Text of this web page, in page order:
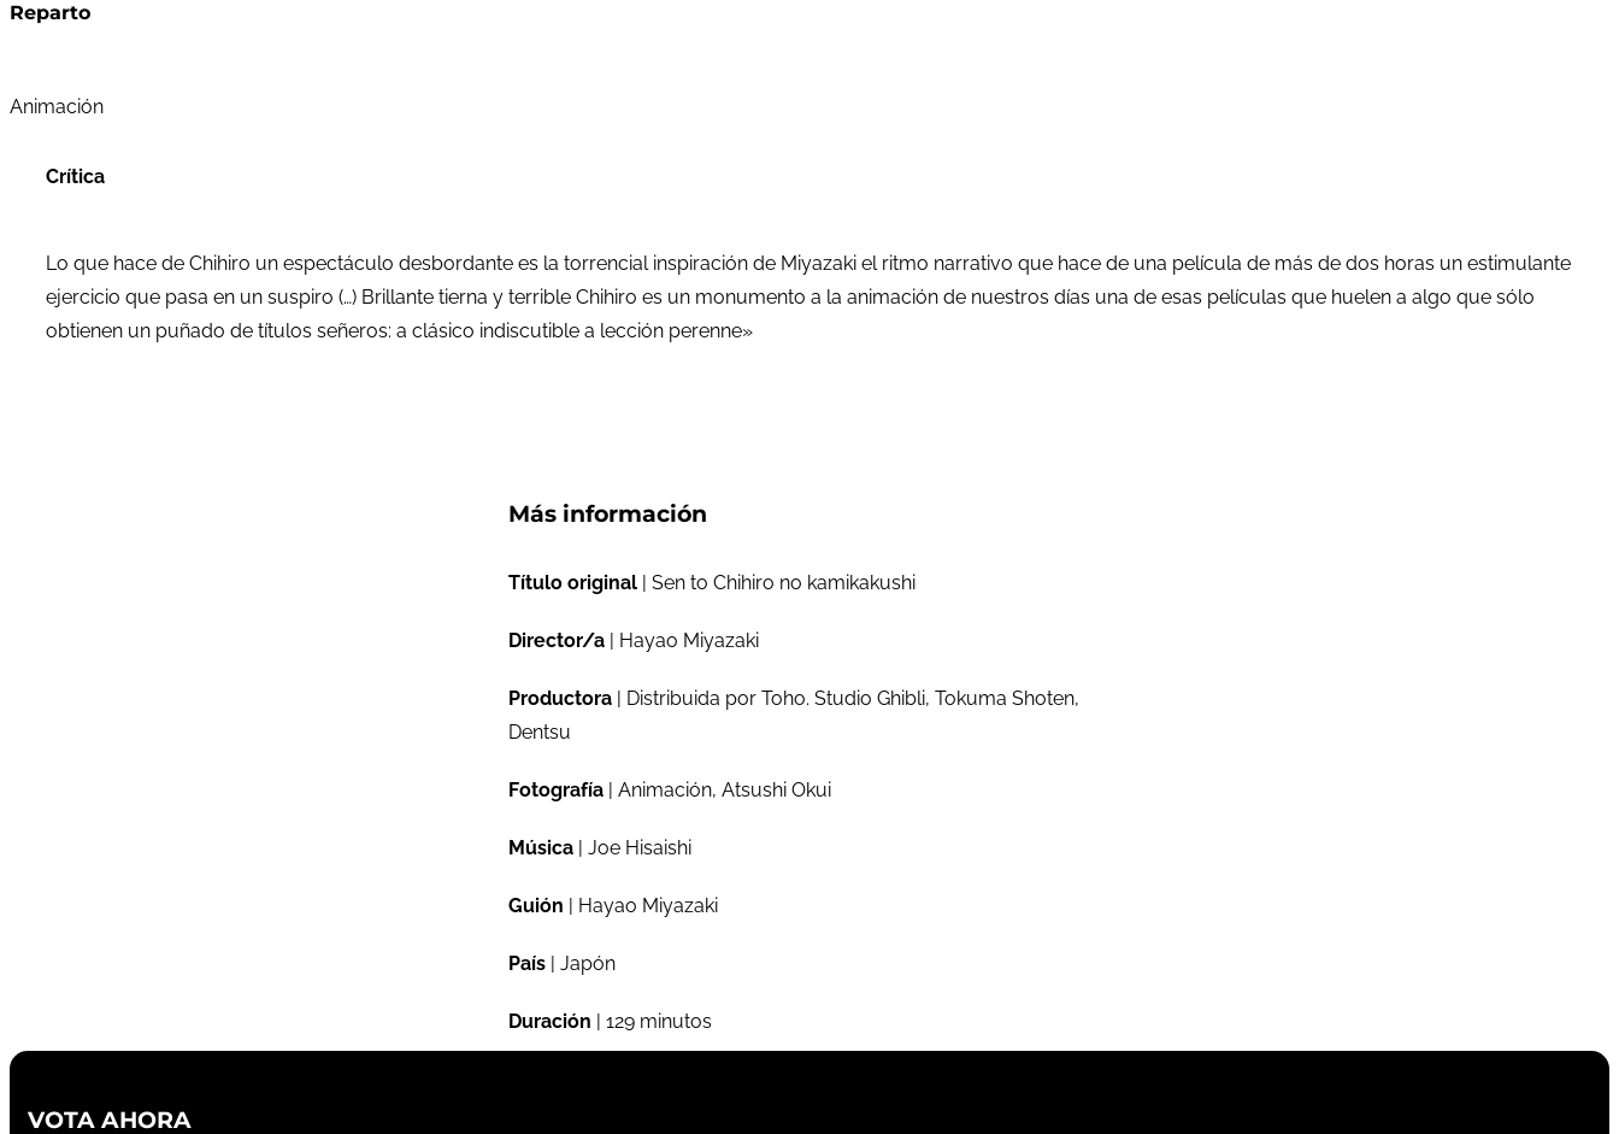
Reparto
Animación
Crítica
Lo que hace de Chihiro un espectáculo desbordante es la torrencial inspiración de Miyazaki el ritmo narrativo que hace de una película de más de dos horas un estimulante
ejercicio que pasa en un suspiro (…) Brillante tierna y terrible Chihiro es un monumento a la animación de nuestros días una de esas películas que huelen a algo que sólo
obtienen un puñado de títulos señeros: a clásico indiscutible a lección perenne»
Más información
Título original | Sen to Chihiro no kamikakushi
Director/a | Hayao Miyazaki
Productora | Distribuida por Toho. Studio Ghibli, Tokuma Shoten,
Dentsu
Fotografía | Animación, Atsushi Okui
Música | Joe Hisaishi
Guión | Hayao Miyazaki
País | Japón
Duración | 129 minutos
VOTA AHORA